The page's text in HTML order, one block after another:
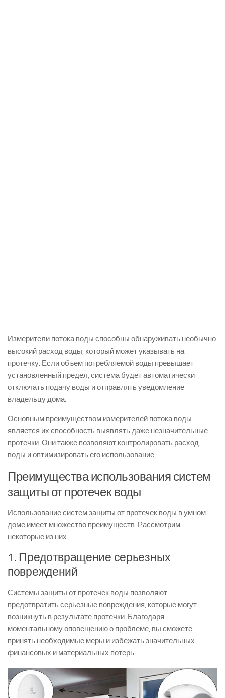
Измерители потока воды способны обнаруживать необычно
высокий расход воды, который может указывать на
протечку. Если объем потребляемой воды превышает
установленный предел, система будет автоматически
отключать подачу воды и отправлять уведомление
владельцу дома.
Основным преимуществом измерителей потока воды
является их способность выявлять даже незначительные
протечки. Они также позволяют контролировать расход
воды и оптимизировать его использование.
Преимущества использования систем
защиты от протечек воды
Использование систем защиты от протечек воды в умном
доме имеет множество преимуществ. Рассмотрим
некоторые из них.
1. Предотвращение серьезных
повреждений
Системы защиты от протечек воды позволяют
предотвратить серьезные повреждения, которые могут
возникнуть в результате протечки. Благодаря
моментальному оповещению о проблеме, вы сможете
принять необходимые меры и избежать значительных
финансовых и материальных потерь.